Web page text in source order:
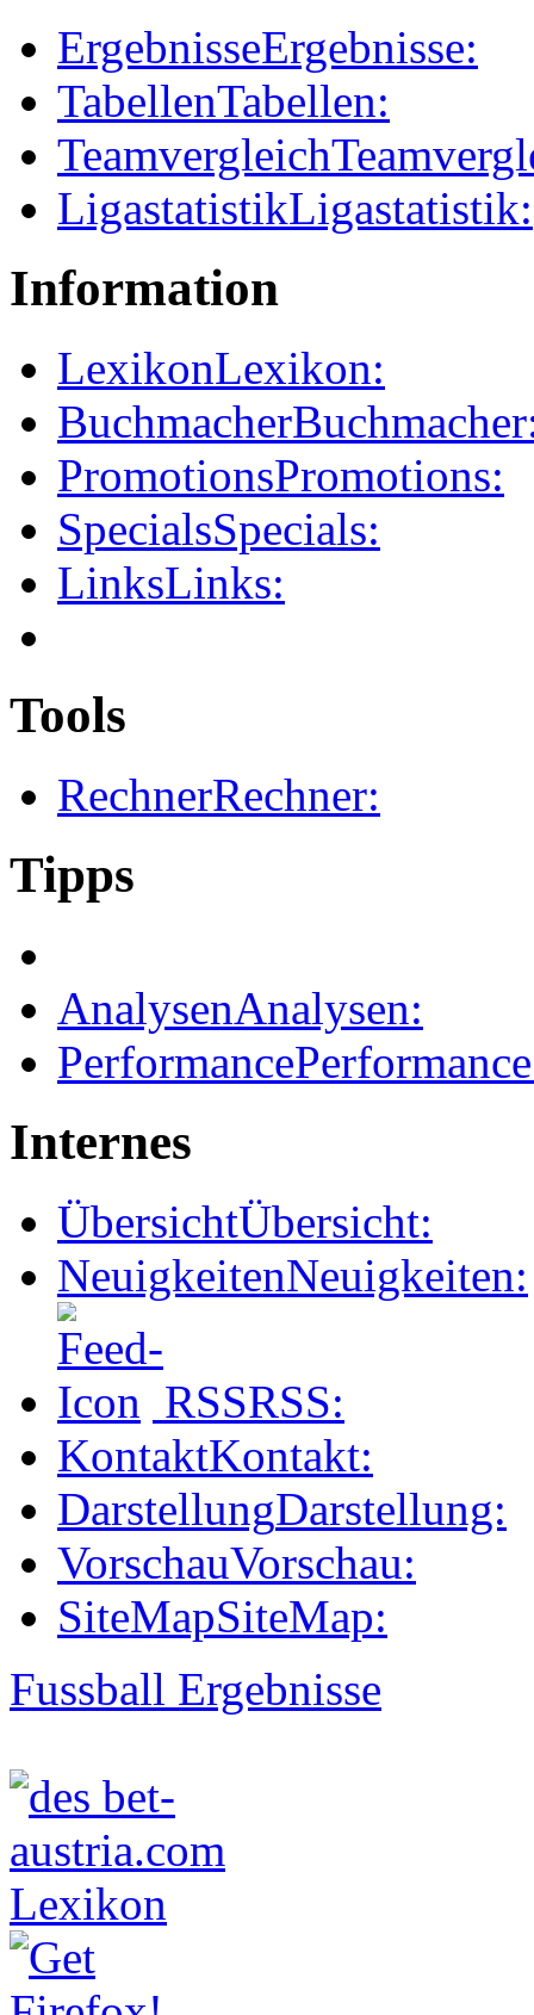
ErgebnisseErgebnisse:
TabellenTabellen:
Teamvergleich
LigastatistikLigastatistik:
Information
LexikonLexikon:
Buchmacher
PromotionsPromotions:
SpecialsSpecials:
LinksLinks:
Tools
RechnerRechner:
Tipps
AnalysenAnalysen:
Performance
Internes
ÜbersichtÜbersicht:
NeuigkeitenNeuigkeiten:
RSSRSS:
KontaktKontakt:
DarstellungDarstellung:
VorschauVorschau:
SiteMapSiteMap:
Fussball Ergebnisse